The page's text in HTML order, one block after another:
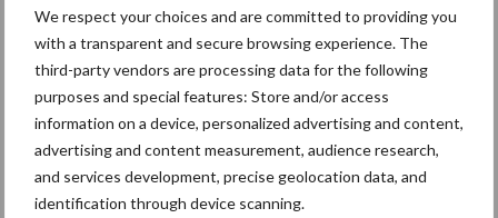
We respect your choices and are committed to providing you
with a transparent and secure browsing experience. The
third-party vendors are processing data for the following
purposes and special features: Store and/or access
information on a device, personalized advertising and content,
advertising and content measurement, audience research,
and services development, precise geolocation data, and
identification through device scanning.
jaargemiddelde van 2025 ligt. Tegelijk laten ...Lees meer
Magere
melkpoe
ders
trekken
29 april 2026